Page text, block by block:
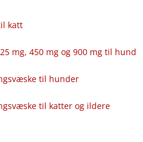
katt
mg, 450 mg og 900 mg til hund
til hunder
til katter og ildere